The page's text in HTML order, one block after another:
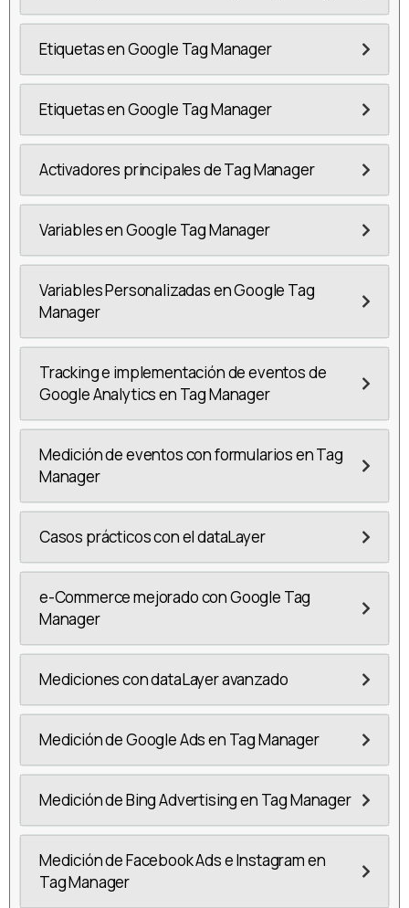
Etiquetas en Google Tag Manager
Etiquetas en Google Tag Manager
Activadores principales de Tag Manager
Variables en Google Tag Manager
Variables Personalizadas en Google Tag
Manager
Tracking e implementación de eventos de
Google Analytics en Tag Manager
Medición de eventos con formularios en Tag
Manager
Casos prácticos con el dataLayer
e-Commerce mejorado con Google Tag
Manager
Mediciones con dataLayer avanzado
Medición de Google Ads en Tag Manager
Medición de Bing Advertising en Tag Manager
Medición de Facebook Ads e Instagram en
Tag Manager